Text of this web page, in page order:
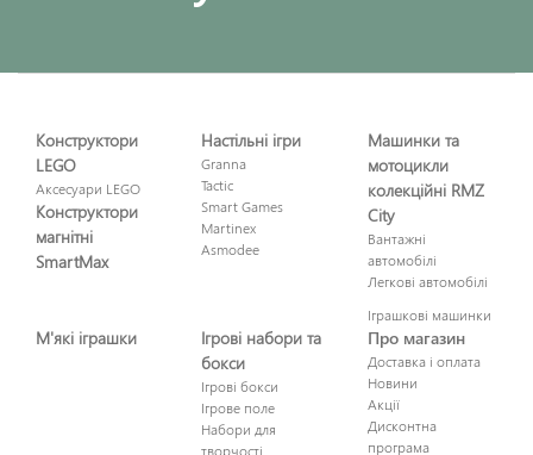
Конструктори
LEGO
Аксесуари LEGO
Конструктори
магнітні
SmartMax
Настільні ігри
Granna
Tactic
Smart Games
Martinex
Asmodee
Машинки та
мотоцикли
колекційні RMZ
City
Вантажні
автомобілі
Легкові автомобілі
Іграшкові машинки
М'які іграшки
Ігрові набори та
бокси
Ігрові бокси
Ігрове поле
Набори для
творчості
Про магазин
Доставка і оплата
Новини
Акції
Дисконтна
програма